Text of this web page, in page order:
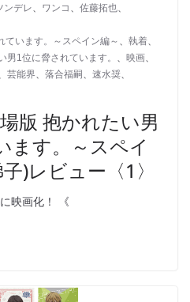
ンデレ、 ワンコ 、 佐藤拓也、
ています。～スペイン編～ 、 執着、
男1位に脅されています。 、 映画、
芸能界、 落合福嗣 、 速水奨、
版 抱かれたい男
ます。～スペイ
)レビュー〈1〉
映画化！ 《